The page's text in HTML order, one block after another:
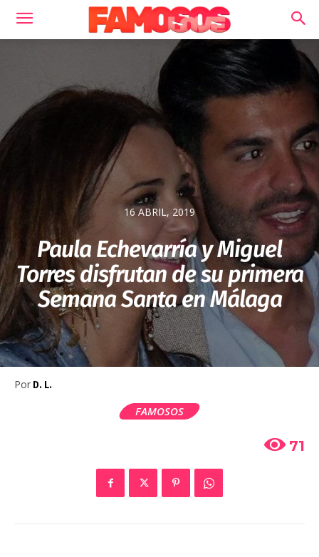
16 ABRIL, 2019
Paula Echevarría y Miguel
Torres disfrutan de su primera
Semana Santa en Málaga
Por D. L.
FAMOSOS
71